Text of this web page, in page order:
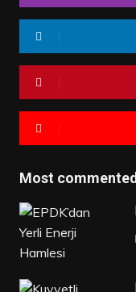
Most commented